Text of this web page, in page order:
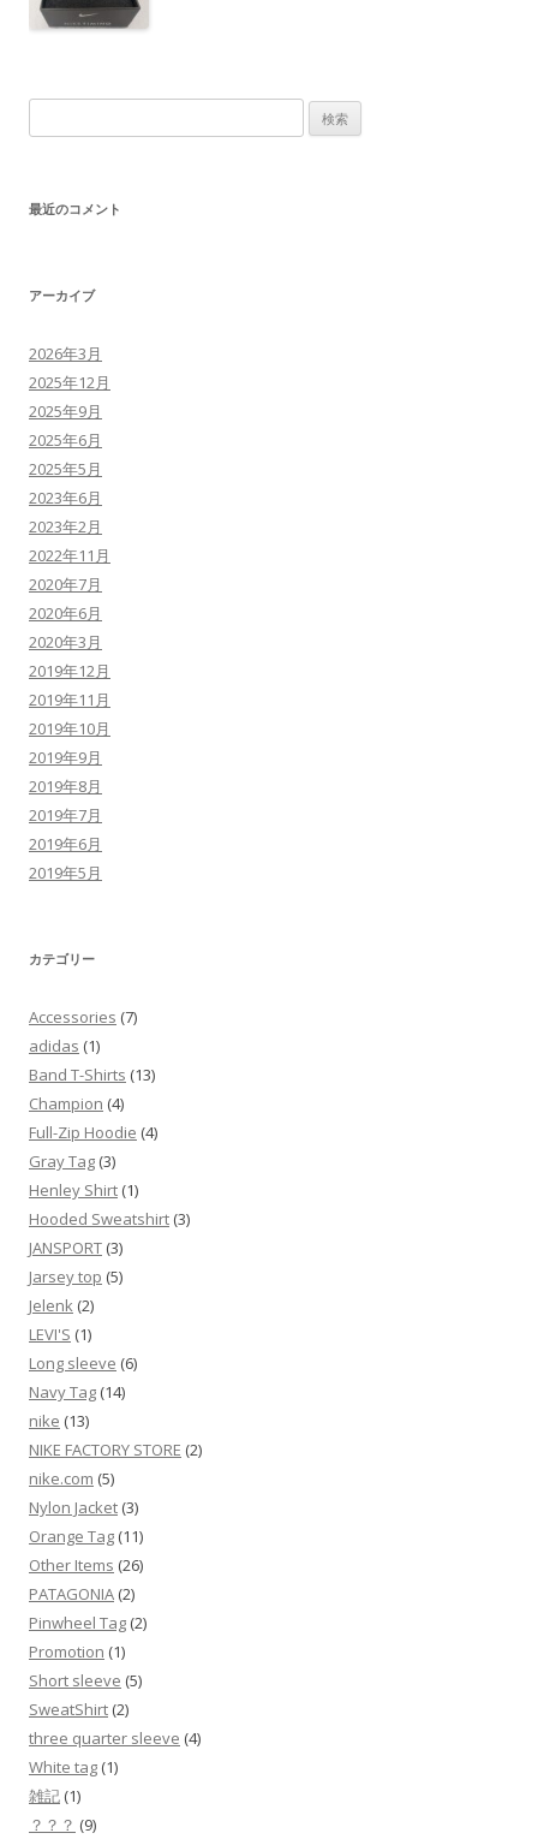
索
最近のコメント
アーカイブ
2026年3月
2025年12月
2025年9月
2025年6月
2025年5月
2023年6月
2023年2月
2022年11月
2020年7月
2020年6月
2020年3月
2019年12月
2019年11月
2019年10月
2019年9月
2019年8月
2019年7月
2019年6月
2019年5月
カテゴリー
Accessories (7)
adidas (1)
Band T-Shirts (13)
Champion (4)
Full-Zip Hoodie (4)
Gray Tag (3)
Henley Shirt (1)
Hooded Sweatshirt (3)
JANSPORT (3)
Jarsey top (5)
Jelenk (2)
LEVI'S (1)
Long sleeve (6)
Navy Tag (14)
nike (13)
NIKE FACTORY STORE (2)
nike.com (5)
Nylon Jacket (3)
Orange Tag (11)
Other Items (26)
PATAGONIA (2)
Pinwheel Tag (2)
Promotion (1)
Short sleeve (5)
SweatShirt (2)
three quarter sleeve (4)
White tag (1)
雑記 (1)
？？？ (9)